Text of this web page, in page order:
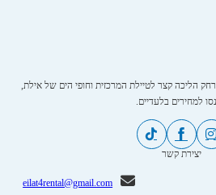
הליכה קצר לטיילת המרכזית וחופי הים של אילת,
למחירים בלעדיים.
יצירת קשר
eilat4rental@gmail.com